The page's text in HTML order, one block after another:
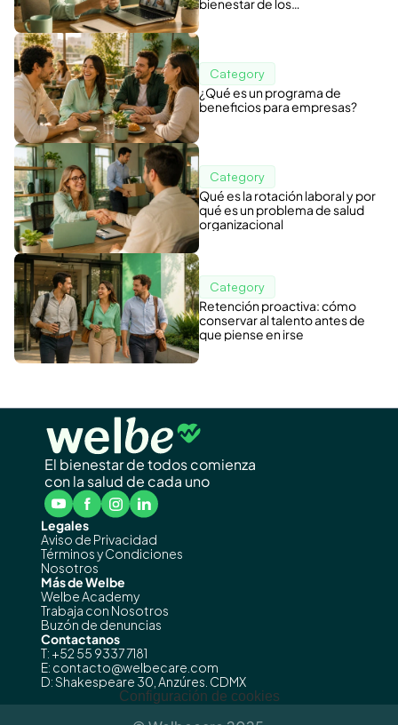
Category
¿Qué es un programa de
beneficios para empresas?
Category
Qué es la rotación laboral y por
qué es un problema de salud
organizacional
Category
Retención proactiva: cómo
conservar al talento antes de
que piense en irse
El bienestar de todos comienza
con la salud de cada uno
Legales
Aviso de Privacidad
Términos y Condiciones
Nosotros
Más de Welbe
Welbe Academy
Trabaja con Nosotros
Buzón de denuncias
Contactanos
T: +52 55 9337 7181
E: contacto@welbecare.com
D: Shakespeare 30, Anzúres. CDMX
Configuración de cookies